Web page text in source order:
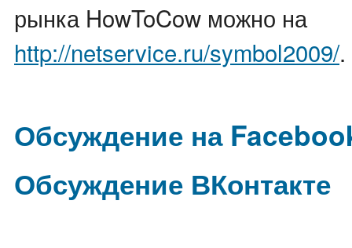
рынка HowToCow можно на
http://netservice.ru/symbol2009/.
Обсуждение на
Обсуждение ВКонтакте